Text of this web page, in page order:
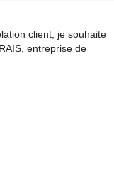
client, je souhaite
entreprise de